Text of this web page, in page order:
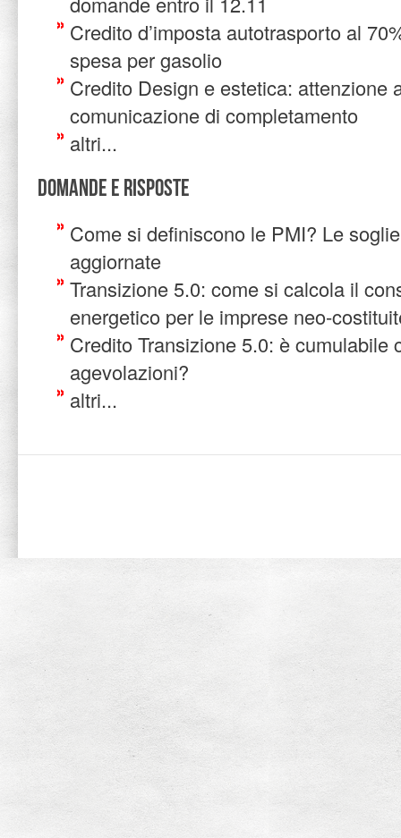
Credito d’imposta autotrasporto al
spesa per gasolio
Credito Design e estetica: attenzione
comunicazione di completamento
altri...
Domande e risposte
Come si definiscono le PMI? Le
aggiornate
Transizione 5.0: come si calcola il
energetico per le imprese neo-
Credito Transizione 5.0: è cumulabile
agevolazioni?
altri...